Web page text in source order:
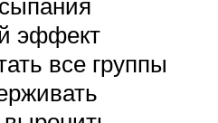
эффект
все группы